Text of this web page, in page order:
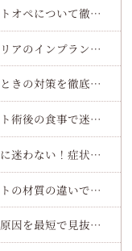
インプラントオペについて徹底解説！流れや痛み・費用まで安心してわかるガイド
朝潮橋駅エリアのインプラント（オールオンフォー）で費用や流れを徹底解説！安心して通院できる秘訣をチェック
歯がしみるときの対策を徹底解説！原因別セルフケアと受診目安を短時間で理解する方法
インプラント術後の食事で迷わない完全ガイド！当日から一週間まで痛みを最小化するコツ
舌が痛い時に迷わない！症状別・部位別の受診ガイドと病院の選び方
インプラントの材質の違いで選ぶ！チタンとジルコニアを徹底比較してあなたに最適な選び方を解説
歯がしみる原因を最短で見抜く！セルフチェックと見逃せないサインを解説